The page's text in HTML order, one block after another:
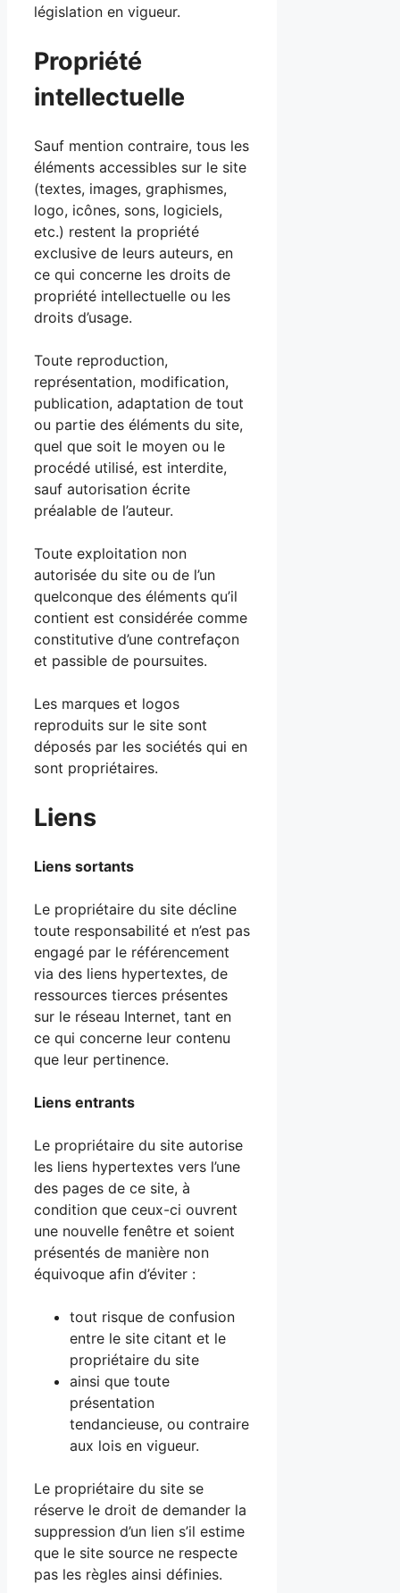
législation en vigueur.
Propriété
intellectuelle
Sauf mention contraire, tous les
éléments accessibles sur le site
(textes, images, graphismes,
logo, icônes, sons, logiciels,
etc.) restent la propriété
exclusive de leurs auteurs, en
ce qui concerne les droits de
propriété intellectuelle ou les
droits d’usage.
Toute reproduction,
représentation, modification,
publication, adaptation de tout
ou partie des éléments du site,
quel que soit le moyen ou le
procédé utilisé, est interdite,
sauf autorisation écrite
préalable de l’auteur.
Toute exploitation non
autorisée du site ou de l’un
quelconque des éléments qu’il
contient est considérée comme
constitutive d’une contrefaçon
et passible de poursuites.
Les marques et logos
reproduits sur le site sont
déposés par les sociétés qui en
sont propriétaires.
Liens
Liens sortants
Le propriétaire du site décline
toute responsabilité et n’est pas
engagé par le référencement
via des liens hypertextes, de
ressources tierces présentes
sur le réseau Internet, tant en
ce qui concerne leur contenu
que leur pertinence.
Liens entrants
Le propriétaire du site autorise
les liens hypertextes vers l’une
des pages de ce site, à
condition que ceux-ci ouvrent
une nouvelle fenêtre et soient
présentés de manière non
équivoque afin d’éviter :
tout risque de confusion
entre le site citant et le
propriétaire du site
ainsi que toute
présentation
tendancieuse, ou contraire
aux lois en vigueur.
Le propriétaire du site se
réserve le droit de demander la
suppression d’un lien s’il estime
que le site source ne respecte
pas les règles ainsi définies.